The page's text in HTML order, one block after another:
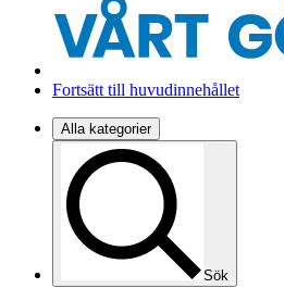
Fortsätt till huvudinnehållet
Alla kategorier
Sök